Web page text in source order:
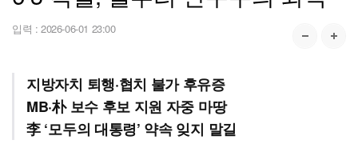
입력 : 2026-06-01 23:00
지방자치 퇴행·협치 불가 후유증
MB·朴 보수 후보 지원 자중 마땅
李 ‘모두의 대통령’ 약속 잊지 말길